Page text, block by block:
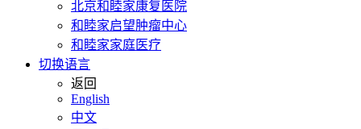
北京和睦家康复医院
和睦家启望肿瘤中心
和睦家家庭医疗
切换语言
返回
English
中文